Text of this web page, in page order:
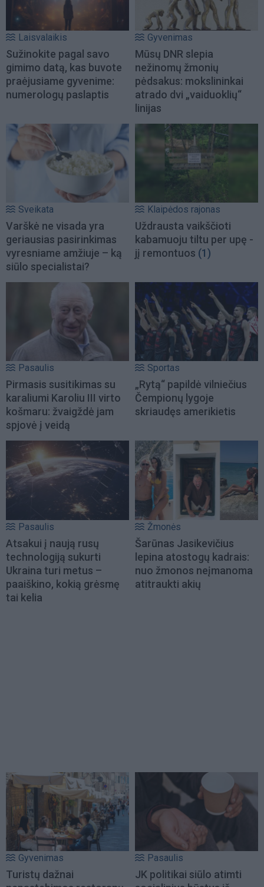
Laisvalaikis
Sužinokite pagal savo
gimimo datą, kas buvote
praėjusiame gyvenime:
numerologų paslaptis
Gyvenimas
Mūsų DNR slepia
nežinomų žmonių
pėdsakus: mokslininkai
atrado dvi „vaiduoklių“
linijas
Sveikata
Varškė ne visada yra
geriausias pasirinkimas
vyresniame amžiuje – ką
siūlo specialistai?
Klaipėdos rajonas
Uždrausta vaikščioti
kabamuoju tiltu per upę -
jį remontuos (1)
Pasaulis
Pirmasis susitikimas su
karaliumi Karoliu III virto
košmaru: žvaigždė jam
spjovė į veidą
Sportas
„Rytą“ papildė vilniečius
Čempionų lygoje
skriaudęs amerikietis
Pasaulis
Atsakui į naują rusų
technologiją sukurti
Ukraina turi metus –
paaiškino, kokią grėsmę
tai kelia
Žmonės
Šarūnas Jasikevičius
lepina atostogų kadrais:
nuo žmonos neįmanoma
atitraukti akių
Gyvenimas
Turistų dažnai
Pasaulis
JK politikai siūlo atimti